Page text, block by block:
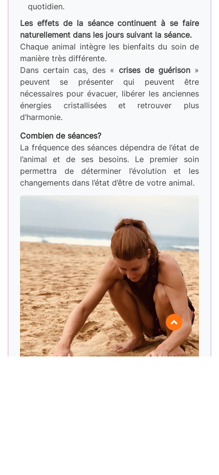
quotidien.
Les effets de la séance continuent à se faire
naturellement dans les jours suivant la séance.
Chaque animal intègre les bienfaits du soin de
manière très différente.
Dans certain cas, des « crises de guérison»
peuvent se présenter qui peuvent être
nécessaires pour évacuer, libérer les anciennes
énergies cristallisées et retrouver plus
d’harmonie.
Combien de séances?
La fréquence des séances dépendra de l’état de
l’animal et de ses besoins. Le premier soin
permettra de déterminer l’évolution et les
changements dans l’état d’être de votre animal.